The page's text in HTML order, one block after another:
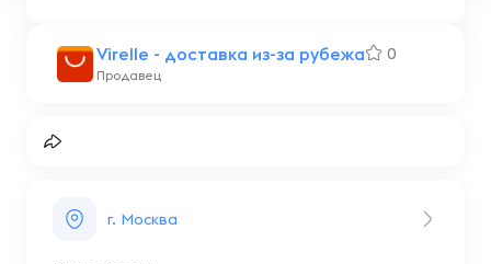
Virelle - доставка из-за рубежа 0
Продавец
г. Москва